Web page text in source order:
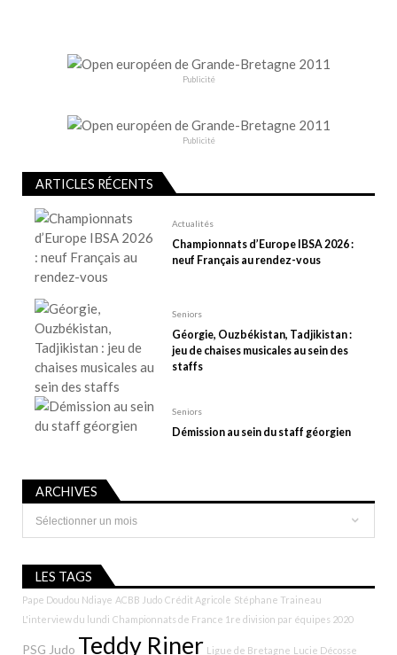
Publicité
Publicité
ARTICLES RÉCENTS
Actualités
Championnats d’Europe IBSA 2026 :
neuf Français au rendez-vous
Seniors
Géorgie, Ouzbékistan, Tadjikistan :
jeu de chaises musicales au sein des
staffs
Seniors
Démission au sein du staff géorgien
ARCHIVES
Archives
LES TAGS
Pape Doudou Ndiaye ACBB Judo Crédit Agricole Stéphane Traineau
L'interview du lundi Championnats de France 1re division par équipes 2020
PSG Judo Teddy Riner Ligue de Bretagne Lucie Décosse